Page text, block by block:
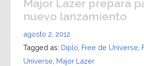
Major Lazer prepara
nuevo lanzamiento
agosto 2, 2012
Tagged as: Diplo Free de Universe
Universe Major Lazer